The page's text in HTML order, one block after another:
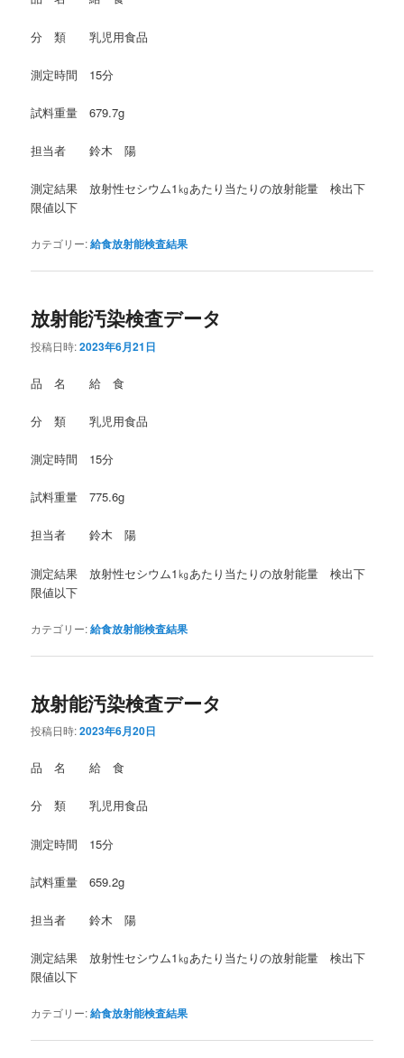
分 類 乳児用食品
測定時間 15分
試料重量 679.7g
担当者 鈴木 陽
測定結果 放射性セシウム1㎏あたり当たりの放射能量 検出下
限値以下
カテゴリー:給食放射能検査結果
放射能汚染検査データ
投稿日時:2023年6月21日
品 名 給 食
分 類 乳児用食品
測定時間 15分
試料重量 775.6g
担当者 鈴木 陽
測定結果 放射性セシウム1㎏あたり当たりの放射能量 検出下
限値以下
カテゴリー:給食放射能検査結果
放射能汚染検査データ
投稿日時:2023年6月20日
品 名 給 食
分 類 乳児用食品
測定時間 15分
試料重量 659.2g
担当者 鈴木 陽
測定結果 放射性セシウム1㎏あたり当たりの放射能量 検出下
限値以下
カテゴリー:給食放射能検査結果